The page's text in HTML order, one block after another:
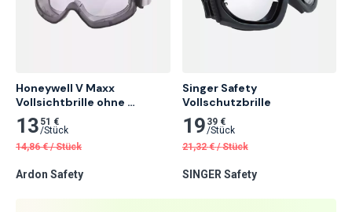
Honeywell V Maxx
Vollsichtbrille ohne
Belüftung
13 51 €
/Stück
14,86 € /Stück
Ardon Safety
Singer Safety
Vollschutzbrille
19 39 €
/Stück
21,32 € /Stück
SINGER Safety